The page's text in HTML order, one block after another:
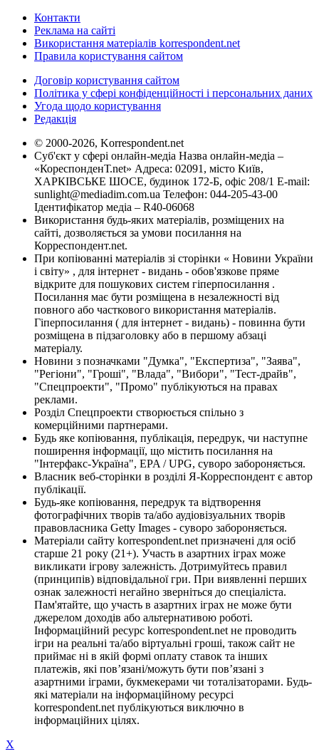
Контакти
Реклама на сайті
Використання матеріалів korrespondent.net
Правила користування сайтом
Договір користування сайтом
Політика у сфері конфіденційності і персональних даних
Угода щодо користування
Редакція
© 2000-2026, Korrespondent.net
Суб'єкт у сфері онлайн-медіа Назва онлайн-медіа –
«КореспонденТ.net» Адреса: 02091, місто Київ,
ХАРКІВСЬКЕ ШОСЕ, будинок 172-Б, офіс 208/1 E-mail:
sunlight@mediadim.com.ua Телефон: 044-205-43-00
Ідентифікатор медіа – R40-06068
Використання будь-яких матеріалів, розміщених на
сайті, дозволяється за умови посилання на
Корреспондент.net.
При копіюванні матеріалів зі сторінки « Новини України
і світу» , для інтернет - видань - обов'язкове пряме
відкрите для пошукових систем гіперпосилання .
Посилання має бути розміщена в незалежності від
повного або часткового використання матеріалів.
Гіперпосилання ( для інтернет - видань) - повинна бути
розміщена в підзаголовку або в першому абзаці
матеріалу.
Новини з позначками "Думка", "Експертиза", "Заява",
"Регіони", "Гроші", "Влада", "Вибори", "Тест-драйв",
"Спецпроекти", "Промо" публікуються на правах
реклами.
Розділ Спецпроекти створюється спільно з
комерційними партнерами.
Будь яке копіювання, публікація, передрук, чи наступне
поширення інформації, що містить посилання на
"Інтерфакс-Україна", EPA / UPG, суворо забороняється.
Власник веб-сторінки в розділі Я-Корреспондент є автор
публікації.
Будь-яке копіювання, передрук та відтворення
фотографічних творів та/або аудіовізуальних творів
правовласника Getty Images - суворо забороняється.
Матеріали сайту korrespondent.net призначені для осіб
старше 21 року (21+). Участь в азартних іграх може
викликати ігрову залежність. Дотримуйтесь правил
(принципів) відповідальної гри. При виявленні перших
ознак залежності негайно зверніться до спеціаліста.
Пам'ятайте, що участь в азартних іграх не може бути
джерелом доходів або альтернативою роботі.
Інформаційний ресурс korrespondent.net не проводить
ігри на реальні та/або віртуальні гроші, також сайт не
приймає ні в якій формі оплату ставок та інших
платежів, які пов’язані/можуть бути пов’язані з
азартними іграми, букмекерами чи тоталізаторами. Будь-
які матеріали на інформаційному ресурсі
korrespondent.net публікуються виключно в
інформаційних цілях.
X